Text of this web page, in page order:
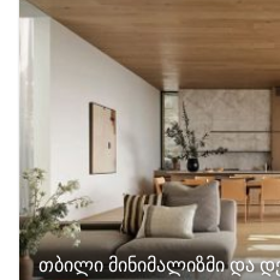
თბილი მინიმალიზმი და